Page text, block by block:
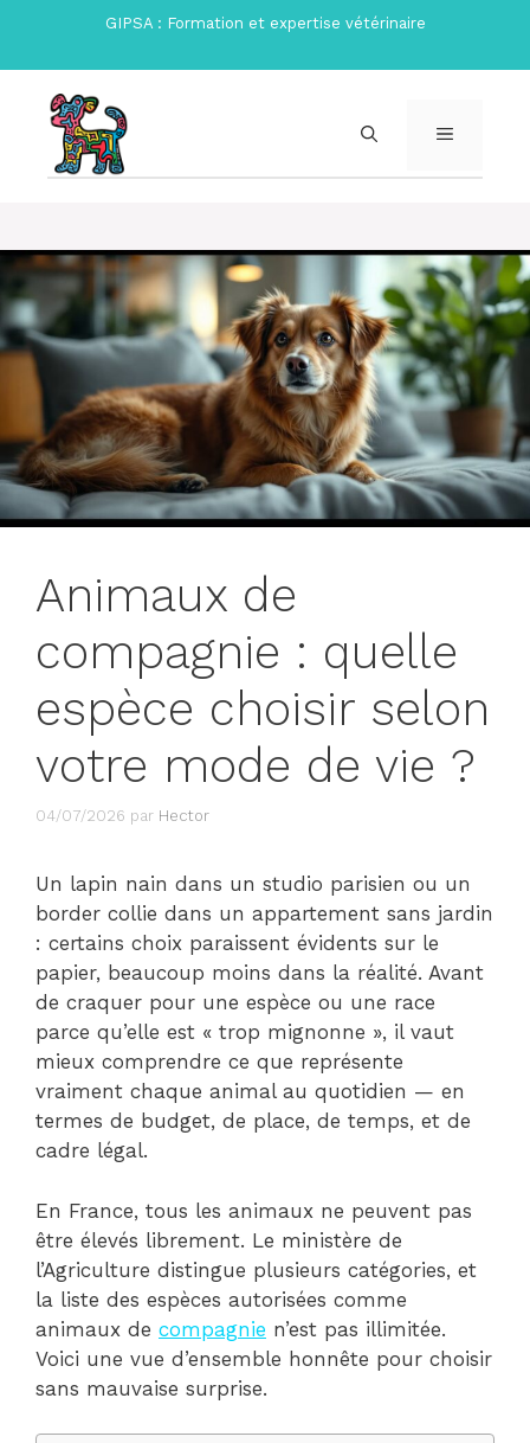
contenu
GIPSA : Formation et expertise vétérinaire
MENU
Animaux de
compagnie : quelle
espèce choisir selon
votre mode de vie ?
04/07/2026 par Hector
Un lapin nain dans un studio parisien ou un
border collie dans un appartement sans jardin
: certains choix paraissent évidents sur le
papier, beaucoup moins dans la réalité. Avant
de craquer pour une espèce ou une race
parce qu’elle est « trop mignonne », il vaut
mieux comprendre ce que représente
vraiment chaque animal au quotidien — en
termes de budget, de place, de temps, et de
cadre légal.
En France, tous les animaux ne peuvent pas
être élevés librement. Le ministère de
l’Agriculture distingue plusieurs catégories, et
la liste des espèces autorisées comme
animaux de compagnie n’est pas illimitée.
Voici une vue d’ensemble honnête pour choisir
sans mauvaise surprise.